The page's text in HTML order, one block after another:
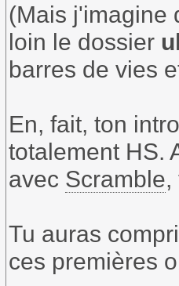
(Mais j'imagine
loin le dossier
barres de vies
En, fait, ton
totalement HS.
avec Scramble,
Tu auras
ces premières